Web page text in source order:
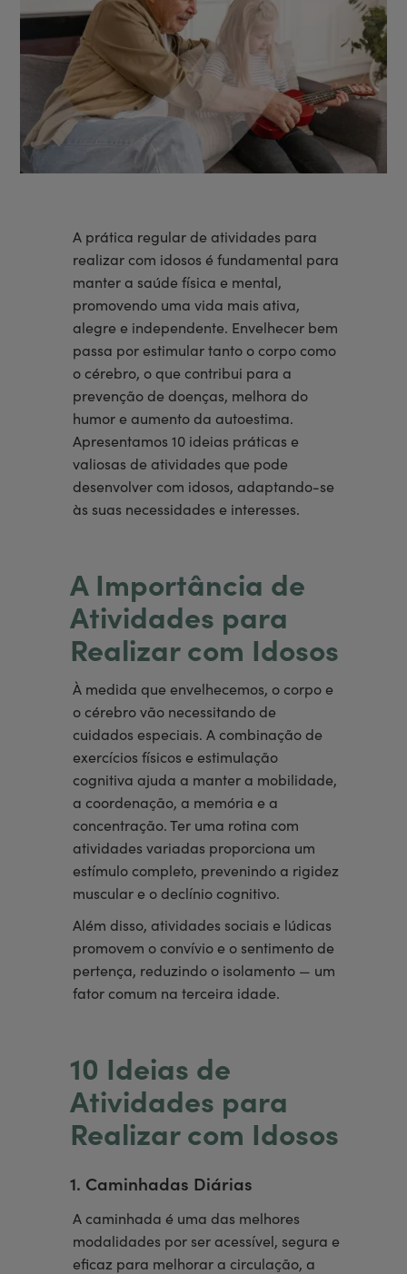
A prática regular de atividades para
realizar com idosos é fundamental para
manter a saúde física e mental,
promovendo uma vida mais ativa,
alegre e independente. Envelhecer bem
passa por estimular tanto o corpo como
o cérebro, o que contribui para a
prevenção de doenças, melhora do
humor e aumento da autoestima.
Apresentamos 10 ideias práticas e
valiosas de atividades que pode
desenvolver com idosos, adaptando-se
às suas necessidades e interesses.
A Importância de
Atividades para
Realizar com Idosos
À medida que envelhecemos, o corpo e
o cérebro vão necessitando de
cuidados especiais. A combinação de
exercícios físicos e estimulação
cognitiva ajuda a manter a mobilidade,
a coordenação, a memória e a
concentração. Ter uma rotina com
atividades variadas proporciona um
estímulo completo, prevenindo a rigidez
muscular e o declínio cognitivo.
Além disso, atividades sociais e lúdicas
promovem o convívio e o sentimento de
pertença, reduzindo o isolamento — um
fator comum na terceira idade.
10 Ideias de
Atividades para
Realizar com Idosos
1. Caminhadas Diárias
A caminhada é uma das melhores
modalidades por ser acessível, segura e
eficaz para melhorar a circulação, a